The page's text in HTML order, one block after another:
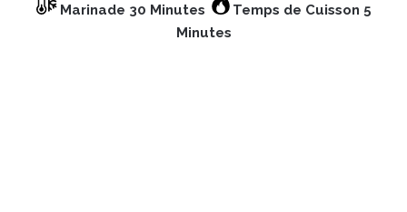
Marinade 30 Minutes
Temps de Cuisson 5
Minutes